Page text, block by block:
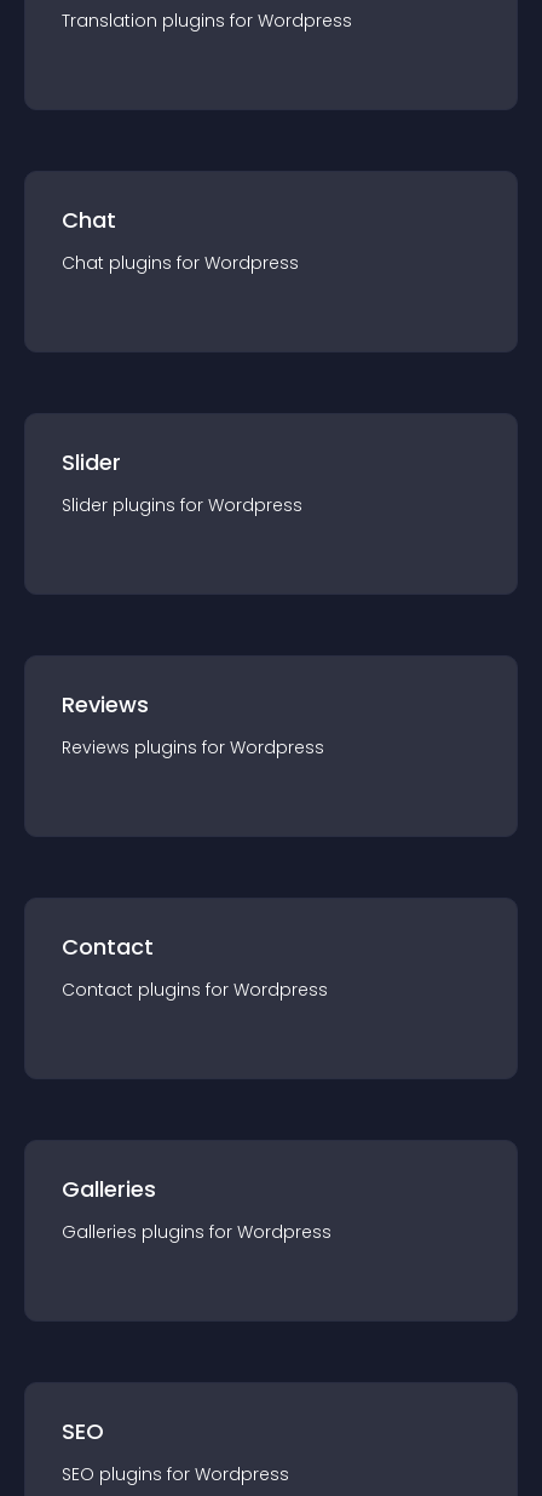
Translation plugins for Wordpress
Chat
Chat plugins for Wordpress
Slider
Slider plugins for Wordpress
Reviews
Reviews plugins for Wordpress
Contact
Contact plugins for Wordpress
Galleries
Galleries plugins for Wordpress
SEO
SEO plugins for Wordpress